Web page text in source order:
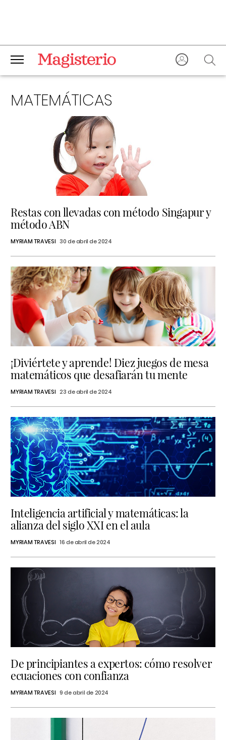
MATEMÁTICAS
Restas con llevadas con método Singapur y
método ABN
MYRIAM TRAVESI 30 de abril de 2024
¡Diviértete y aprende! Diez juegos de mesa
matemáticos que desafiarán tu mente
MYRIAM TRAVESI 23 de abril de 2024
Inteligencia artificial y matemáticas: la
alianza del siglo XXI en el aula
MYRIAM TRAVESI 16 de abril de 2024
De principiantes a expertos: cómo resolver
ecuaciones con confianza
MYRIAM TRAVESI 9 de abril de 2024